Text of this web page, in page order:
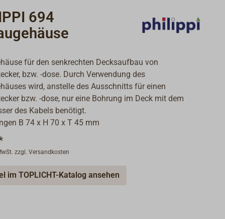
694
für den senkrechten Decksaufbau von
bzw. -dose. Durch Verwendung des
wird, anstelle des Ausschnitts für einen
bzw. -dose, nur eine Bohrung im Deck mit dem
des Kabels benötigt.
B 74 x H 70 x T 45 mm
zzgl. Versandkosten
im TOPLICHT-Katalog ansehen